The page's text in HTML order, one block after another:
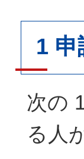
1 申
次の
る人